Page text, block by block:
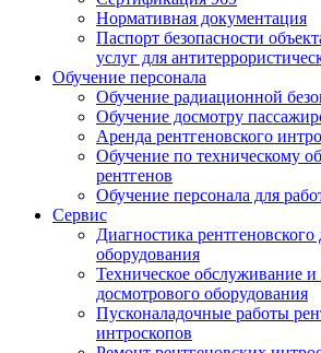
Нормативная документация
Паспорт безопасности
услуг для
Обучение персонала
Обучение радиационной
Обучение досмотру
Аренда рентгеновского
Обучение по техническому
рентгенов
Обучение персонала для
Сервис
Диагностика рентгеновского
оборудования
Техническое обслуживание
досмотрового оборудования
Пусконаладочные работы
интроскопов